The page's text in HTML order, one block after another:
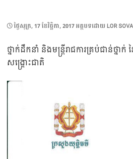
POSTED
ថ្ងៃ​សុក្រ, 17 ខែ​វិច្ឆិកា, 2017អត្ថបទដោយ LOR
ថ្នាក់ដឹកនាំ និងមន្រ្តីរាជការគ្រប់ជា
សង្រ្គោះជាតិ